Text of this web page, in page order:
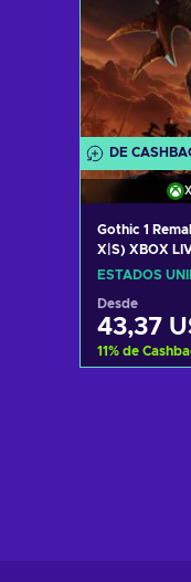
DE
Gothic 1
X|S) XBOX
STATES
ESTADOS
Desde
43,37
11% de